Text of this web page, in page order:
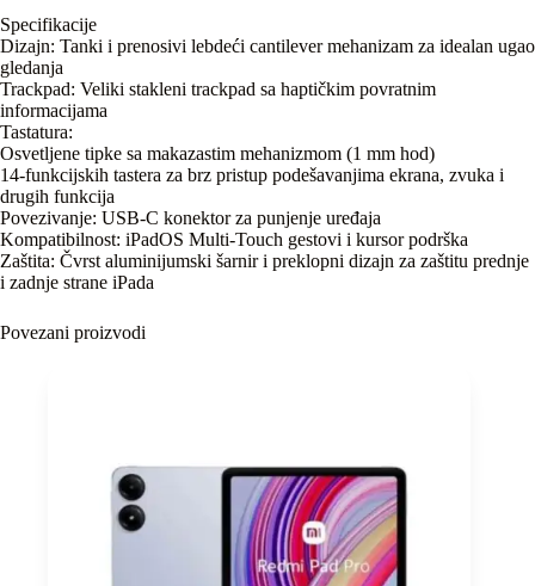
Specifikacije
Dizajn: Tanki i prenosivi lebdeći cantilever mehanizam za idealan ugao
gledanja
Trackpad: Veliki stakleni trackpad sa haptičkim povratnim
informacijama
Tastatura:
Osvetljene tipke sa makazastim mehanizmom (1 mm hod)
14-funkcijskih tastera za brz pristup podešavanjima ekrana, zvuka i
drugih funkcija
Povezivanje: USB-C konektor za punjenje uređaja
Kompatibilnost: iPadOS Multi-Touch gestovi i kursor podrška
Zaštita: Čvrst aluminijumski šarnir i preklopni dizajn za zaštitu prednje
i zadnje strane iPada
Povezani proizvodi